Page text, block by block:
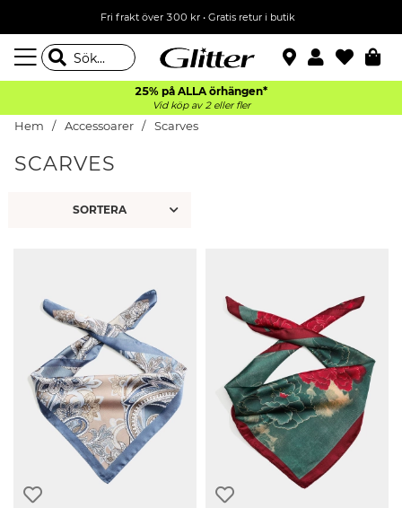
Fri frakt över 300 kr• Gratis retur i butik
25% på ALLA örhängen*
Vid köp av 2 eller fler
Hem Accessoarer Scarves
SCARVES